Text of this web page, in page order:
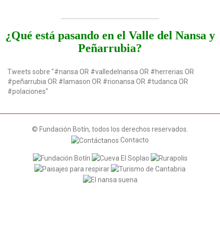
¿Qué está pasando en el Valle del Nansa y
Peñarrubia?
Tweets sobre "#nansa OR #valledelnansa OR #herrerias OR
#peñarrubia OR #lamason OR #rionansa OR #tudanca OR
#polaciones"
© Fundación Botín, todos los derechos reservados.
Contacto